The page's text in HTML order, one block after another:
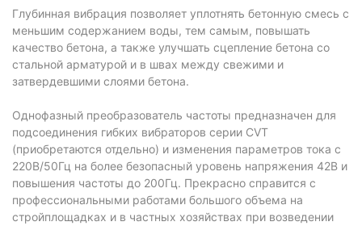
Глубинная вибрация позволяет уплотнять бетонную смесь с
меньшим содержанием воды, тем самым, повышать
качество бетона, а также улучшать сцепление бетона со
стальной арматурой и в швах между свежими и
затвердевшими слоями бетона.
Однофазный преобразователь частоты предназначен для
подсоединения гибких вибраторов серии CVT
(приобретаются отдельно) и изменения параметров тока с
220В/50Гц на более безопасный уровень напряжения 42В и
повышения частоты до 200Гц. Прекрасно справится с
профессиональными работами большого объема на
стройплощадках и в частных хозяйствах при возведении